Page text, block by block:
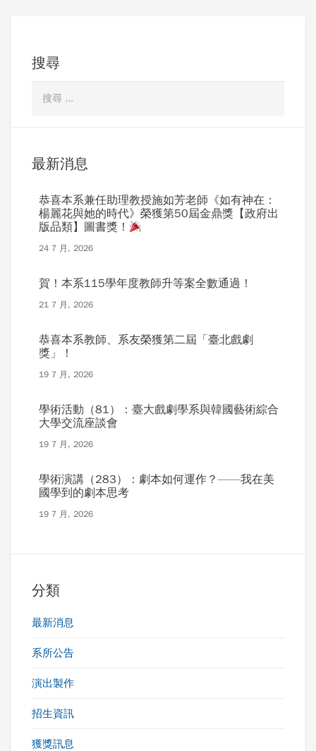
搜尋
最新消息
恭喜本系兼任助理教授施如芳老師《如有神在：
楊麗花與她的時代》榮獲第50屆金鼎獎【政府出
版品類】圖書獎！
24 7 月, 2026
賀！本系115學年度教師升等案全數通過！
21 7 月, 2026
恭喜本系教師、系友榮獲第二屆「臺北戲劇
獎」！
19 7 月, 2026
學術活動（81）：臺大戲劇學系與韓國藝術綜合
大學交流座談會
19 7 月, 2026
學術演講（283）：劇本如何運作？——我在美
國學到的劇本思考
19 7 月, 2026
分類
最新消息
系所公告
演出製作
招生資訊
獲獎訊息